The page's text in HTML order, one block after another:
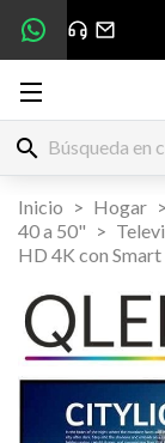
search
Inicio Hogar
40 a 50"
HD 4K con